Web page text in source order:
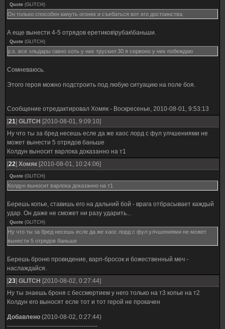
Quote (GLITCH )
Он только способен кинуть огонек и съебаться вот его достоинства
А еще вынести 4-5 отрядов еретиков\рубак\баньши.
Quote (GLITCH )
p.s. все эльдары гавно хоть у них трускил 30 я сервоно у них побеждаю
Сомневаюсь.
Этого героя можно подстроить под любую ситуацию на поле боя.
Сообщение отредактировал Хомяк - Воскресенье, 2010-08-01, 9:53:13
[21] GLITCH [2010-08-01, 9:09:10]
Ну что ты за бред несешь есле да же хаос лорд с фул улчшениями не
может вынести 5 отрядов баньше
Колдун выносит варлока доказанно на т1
[22] Хомяк [2010-08-01, 10:24:06]
Quote (GLITCH )
Колдун выносит варлока доказанно на т1
Берешь копье, ставишь его на дальний бой - врага отбрасывает каждый
удар. Он даже не сможет ни разу ударить...
Quote (GLITCH )
Ну что ты за бред несешь есле да же хаос лорд с фул улчшениями не может
вынести 5 отрядов баньше
Берешь броню провидение, варп-бросок и божественный меч -
наслаждайся.
[23] GLITCH [2010-08-02, 0:27:44]
Ну ты знаешь броня с бессмертием у него только на т3 копье на т2
Колдун его выносят есле тот и тот герой не прокачен
Добавлено (2010-08-02, 0:27:44)
---------------------------------------------